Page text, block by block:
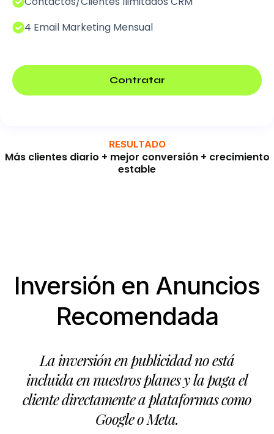
4 Email Marketing Mensual
Contratar
RESULTADO
Más clientes diario + mejor conversión + crecimiento
estable
Inversión en Anuncios
Recomendada
La inversión en publicidad no está
incluida en nuestros planes y la paga el
cliente directamente a plataformas como
Google o Meta.